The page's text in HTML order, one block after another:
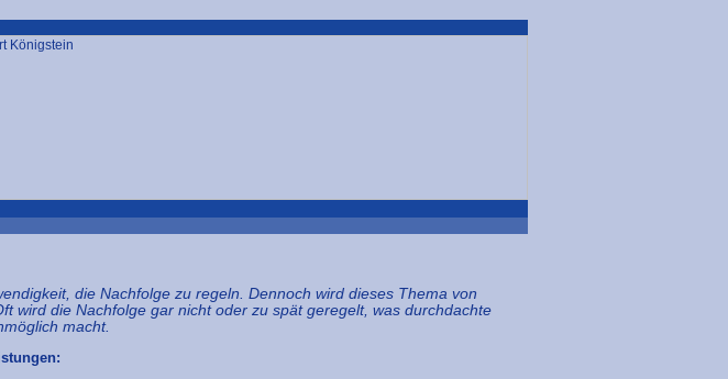
die Nachfolge zu regeln. Dennoch wird dieses Thema von
wird die Nachfolge gar nicht oder zu spät geregelt, was durchdachte
macht.